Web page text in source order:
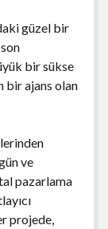
güzel bir
bir sükse
bir ajans olan
ve
pazarlama
projede,